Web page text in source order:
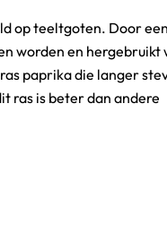
op teeltgoten. Door
worden en hergebruikt
paprika die langer
ras is beter dan andere